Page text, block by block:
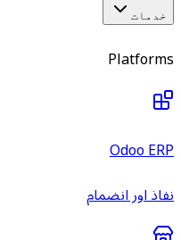
خدمات
Platforms
Odoo ERP
نفاذ اور انضمام